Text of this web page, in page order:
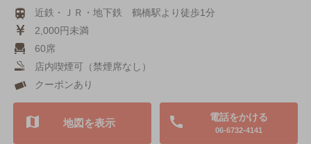
近鉄・ＪＲ・地下鉄 鶴橋駅より徒歩1分
2,000円未満
60席
店内喫煙可（禁煙席なし）
クーポンあり
電話をかける
06-6732-4141
地図を表示